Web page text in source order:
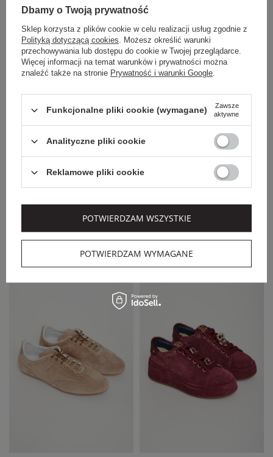
BALMAIN
SKÓRZANE BALMAIN
Dodatkowo -20% na kod
OUTLET20
LIU JO
SNEAKERSY DAMSKIE
LIU JO
552,30 PLN -30%
Dbamy o Twoją prywatność
Sklep korzysta z plików cookie w celu realizacji usług zgodnie z
Polityką dotyczącą cookies. Możesz określić warunki
przechowywania lub dostępu do cookie w Twojej przeglądarce.
Więcej informacji na temat warunków i prywatności można
znaleźć także na stronie Prywatność i warunki Google.
Funkcjonalne pliki cookie (wymagane)
Zawsze
aktywne
Analityczne pliki cookie
Reklamowe pliki cookie
POTWIERDZAM WYMAGANE
POTWIERDZAM WSZYSTKIE